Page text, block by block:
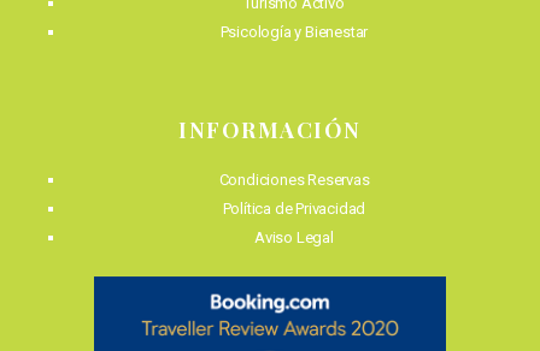
Psicología y Bienestar
INFORMACIÓN
Condiciones Reservas
Política de Privacidad
Aviso Legal